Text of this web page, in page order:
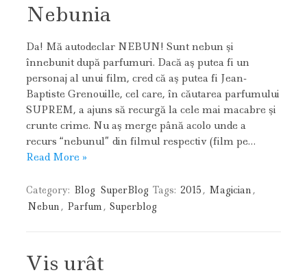
Nebunia
Da! Mă autodeclar NEBUN! Sunt nebun şi
înnebunit după parfumuri. Dacă aş putea fi un
personaj al unui film, cred că aş putea fi Jean-
Baptiste Grenouille, cel care, în căutarea parfumului
SUPREM, a ajuns să recurgă la cele mai macabre şi
crunte crime. Nu aş merge până acolo unde a
recurs “nebunul” din filmul respectiv (film pe…
Read More »
Category: Blog SuperBlog Tags: 2015 , Magician ,
Nebun , Parfum , Superblog
Vis urât